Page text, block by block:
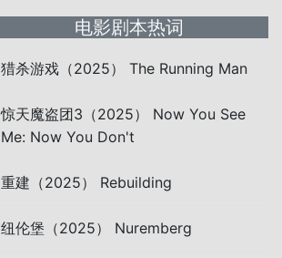
电影剧本热词
猎杀游戏（2025） The Running Man
惊天魔盗团3（2025） Now You See
Me: Now You Don't
重建（2025） Rebuilding
纽伦堡（2025） Nuremberg